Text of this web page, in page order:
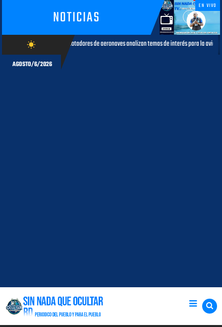
NOTICIAS
EN VIVO
wb_sunny
AGOSTO/6/2026
de aeronaves analizan temas de interés para la aviación civil AGOSTO 05,